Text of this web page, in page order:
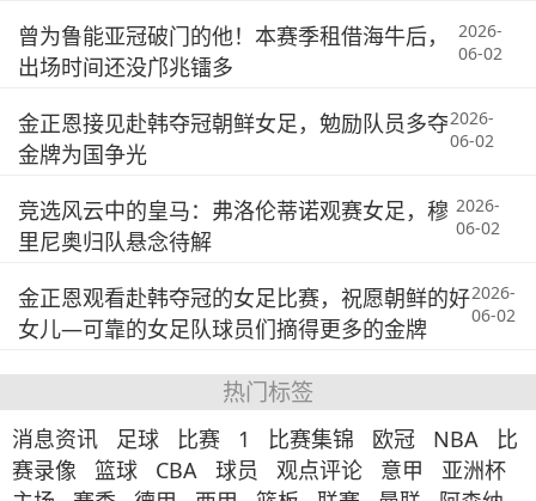
曾为鲁能亚冠破门的他！本赛季租借海牛后，
出场时间还没邝兆镭多
2026-
06-02
金正恩接见赴韩夺冠朝鲜女足，勉励队员多夺
金牌为国争光
2026-
06-02
竞选风云中的皇马：弗洛伦蒂诺观赛女足，穆
里尼奥归队悬念待解
2026-
06-02
金正恩观看赴韩夺冠的女足比赛，祝愿朝鲜的好
女儿—可靠的女足队球员们摘得更多的金牌
2026-
06-02
热门标签
消息资讯 足球 比赛 1 比赛集锦 欧冠 NBA
比
赛录像
篮球 CBA 球员 观点评论 意甲
亚洲杯